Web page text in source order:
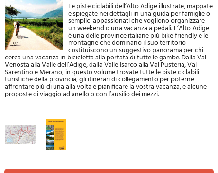
Le piste ciclabili dell’Alto Adige illustrate, mappate
e spiegate nei dettagli in una guida per famiglie o
semplici appassionati che vogliono organizzare
un weekend o una vacanza a pedali. L’Alto Adige
è una delle province italiane più bike friendly e le
montagne che dominano il suo territorio
costituiscono un suggestivo panorama per chi
cerca una vacanza in bicicletta alla portata di tutte le gambe. Dalla Val
Venosta alla Valle dell’Adige, dalla Valle Isarco alla Val Pusteria, Val
Sarentino e Merano, in questo volume trovate tutte le piste ciclabili
turistiche della provincia, gli itinerari di collegamento per poterne
affrontare più di una alla volta e pianificare la vostra vacanza, e alcune
proposte di viaggio ad anello o con l’ausilio dei mezzi.